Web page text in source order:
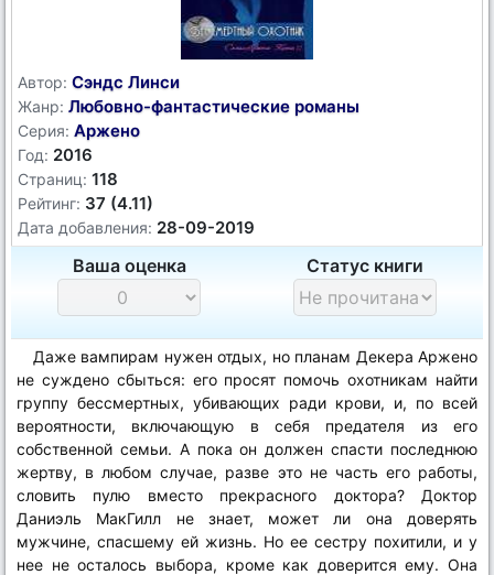
Автор: Сэндс Линси
Жанр: Любовно-фантастические романы
Серия: Аржено
Год: 2016
Страниц: 118
Рейтинг: 37 (4.11)
Дата добавления: 28-09-2019
Ваша оценка Статус книги
Даже вампирам нужен отдых, но планам Декера Аржено
не суждено сбыться: его просят помочь охотникам найти
группу бессмертных, убивающих ради крови, и, по всей
вероятности, включающую в себя предателя из его
собственной семьи. А пока он должен спасти последнюю
жертву, в любом случае, разве это не часть его работы,
словить пулю вместо прекрасного доктора? Доктор
Даниэль МакГилл не знает, может ли она доверять
мужчине, спасшему ей жизнь. Но ее сестру похитили, и у
нее не осталось выбора, кроме как доверится ему. Она